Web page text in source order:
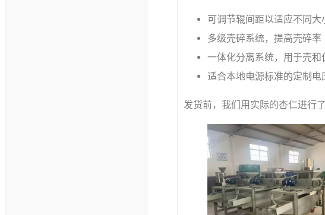
可调节辊间距以适应不同大
多级壳碎系统，提高壳碎率
一体化分离系统，用于壳和
适合本地电源标准的定制电
发货前，我们用实际的杏仁进行